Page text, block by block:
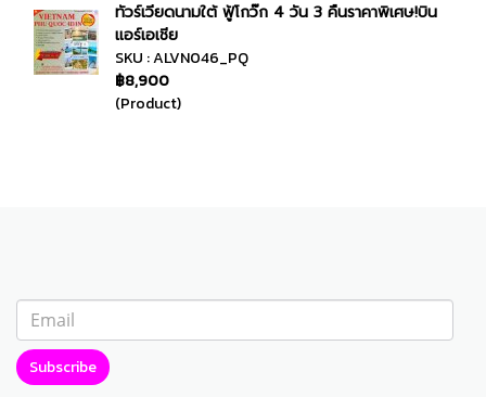
ทัวร์เวียดนามใต้ ฟู้โกว๊ก 4 วัน 3 คืนราคาพิเศษ!บิน
แอร์เอเชีย
SKU : ALVN046_PQ
฿8,900
(Product)
Subscribe